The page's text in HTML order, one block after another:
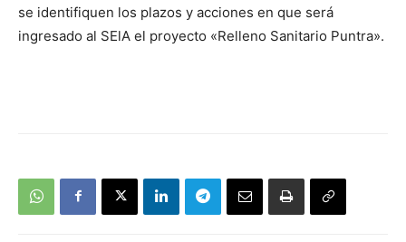
se identifiquen los plazos y acciones en que será
ingresado al SElA el proyecto «Relleno Sanitario Puntra».